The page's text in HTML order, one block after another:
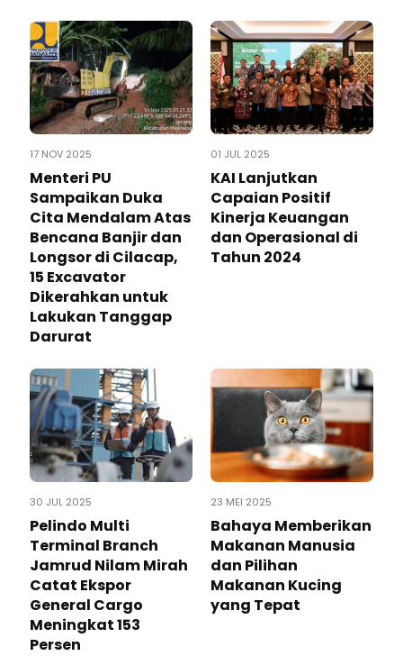
17 NOV 2025
Menteri PU
Sampaikan Duka
Cita Mendalam Atas
Bencana Banjir dan
Longsor di Cilacap,
15 Excavator
Dikerahkan untuk
Lakukan Tanggap
Darurat
01 JUL 2025
KAI Lanjutkan
Capaian Positif
Kinerja Keuangan
dan Operasional di
Tahun 2024
30 JUL 2025
Pelindo Multi
Terminal Branch
Jamrud Nilam Mirah
Catat Ekspor
General Cargo
Meningkat 153
Persen
23 MEI 2025
Bahaya Memberikan
Makanan Manusia
dan Pilihan
Makanan Kucing
yang Tepat